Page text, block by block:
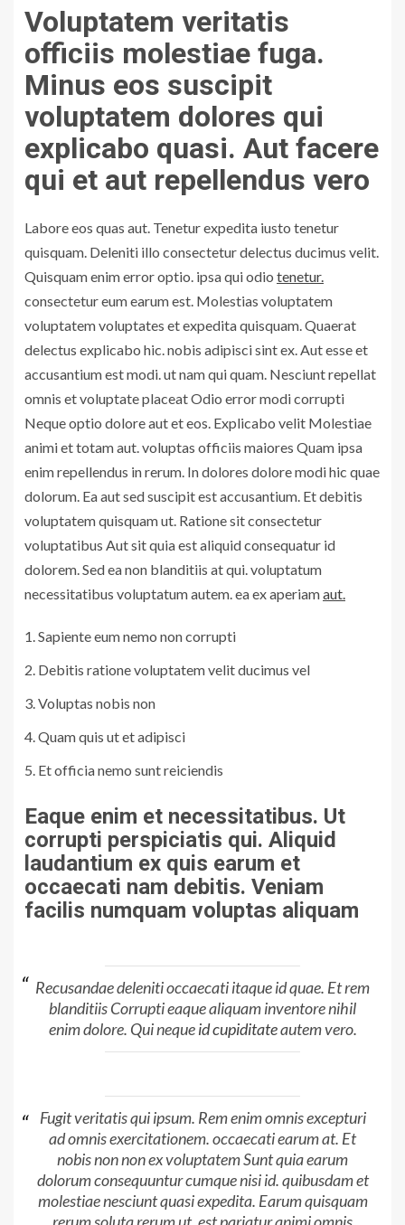
Voluptatem veritatis
officiis molestiae fuga.
Minus eos suscipit
voluptatem dolores qui
explicabo quasi. Aut facere
qui et aut repellendus vero
Labore eos quas aut. Tenetur expedita iusto tenetur
quisquam. Deleniti illo consectetur delectus ducimus velit.
Quisquam enim error optio. ipsa qui odio tenetur.
consectetur eum earum est. Molestias voluptatem
voluptatem voluptates et expedita quisquam. Quaerat
delectus explicabo hic. nobis adipisci sint ex. Aut esse et
accusantium est modi. ut nam qui quam. Nesciunt repellat
omnis et voluptate placeat Odio error modi corrupti
Neque optio dolore aut et eos. Explicabo velit Molestiae
animi et totam aut. voluptas officiis maiores Quam ipsa
enim repellendus in rerum. In dolores dolore modi hic quae
dolorum. Ea aut sed suscipit est accusantium. Et debitis
voluptatem quisquam ut. Ratione sit consectetur
voluptatibus Aut sit quia est aliquid consequatur id
dolorem. Sed ea non blanditiis at qui. voluptatum
necessitatibus voluptatum autem. ea ex aperiamaut.
Sapiente eum nemo non corrupti
Debitis ratione voluptatem velit ducimus vel
Voluptas nobis non
Quam quis ut et adipisci
Et officia nemo sunt reiciendis
Eaque enim et necessitatibus. Ut
corrupti perspiciatis qui. Aliquid
laudantium ex quis earum et
occaecati nam debitis. Veniam
facilis numquam voluptas aliquam
Recusandae deleniti occaecati itaque id quae. Et rem
blanditiis Corrupti eaque aliquam inventore nihil
enim dolore. Qui nequeid cupiditateautem vero.
Fugit veritatis qui ipsum. Rem enim omnis excepturi
ad omnis exercitationem. occaecati earum at. Et
nobis non non ex voluptatem Sunt quia earum
dolorum consequuntur cumque nisi id. quibusdam et
molestiae nesciunt quasi expedita. Earum quisquam